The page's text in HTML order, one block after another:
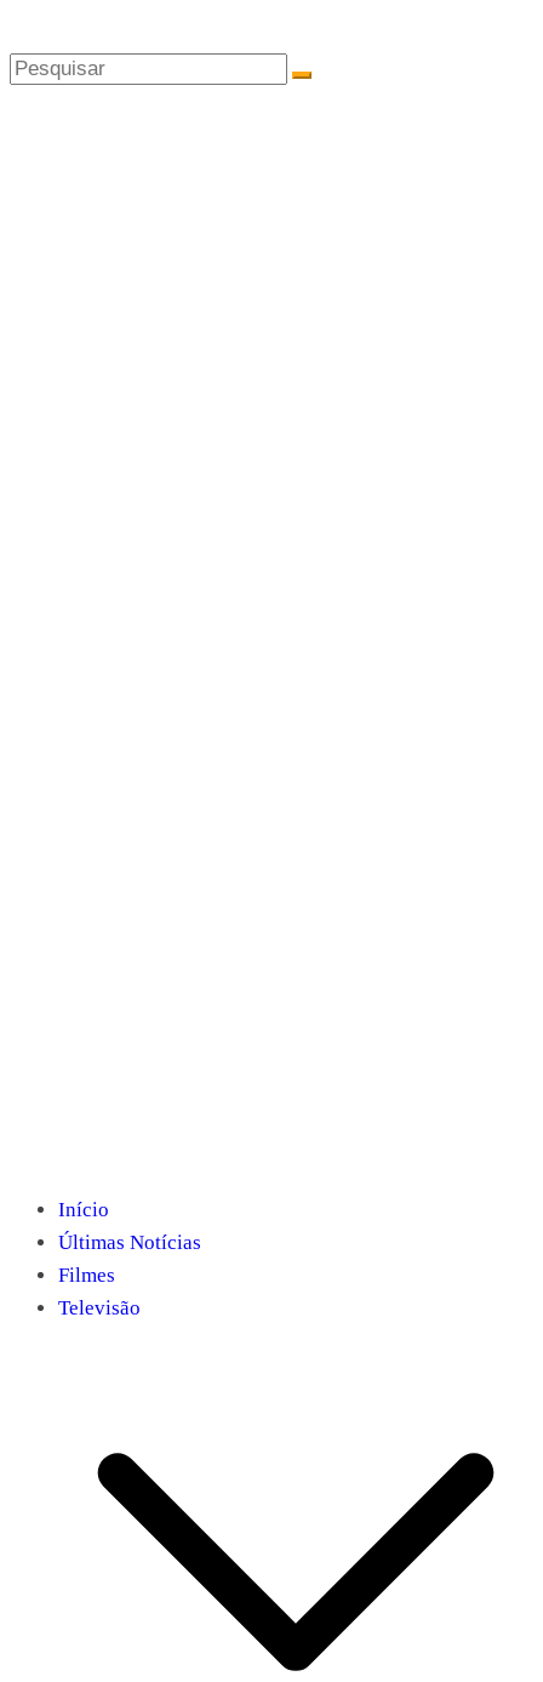
Início
Últimas Notícias
Filmes
Televisão